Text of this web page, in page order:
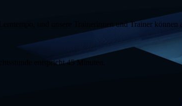
und unsere Trainerinnen und Trainer
entspricht 45 Minuten.